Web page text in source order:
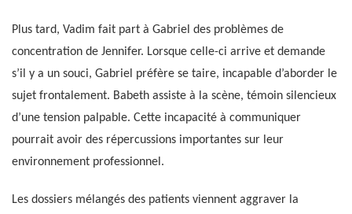
Plus tard, Vadim fait part à Gabriel des problèmes de
concentration de Jennifer. Lorsque celle-ci arrive et demande
s’il y a un souci, Gabriel préfère se taire, incapable d’aborder le
sujet frontalement. Babeth assiste à la scène, témoin silencieux
d’une tension palpable. Cette incapacité à communiquer
pourrait avoir des répercussions importantes sur leur
environnement professionnel.
Les dossiers mélangés des patients viennent aggraver la